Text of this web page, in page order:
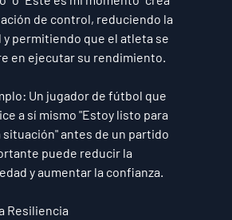
de control, reduciendo la
y permitiendo que el atleta se
en ejecutar su rendimiento.
: Un jugador de fútbol que
a sí mismo "Estoy listo para
situación" antes de un partido
puede reducir la
y aumentar la confianza.
Resiliencia